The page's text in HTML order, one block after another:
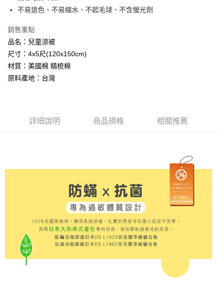
Google Pay
AFTEE先享後付
相關說明
AFTEE先享後付是「在收到商品之後才付款」的支付方式。 讓您購物簡單
便利好安心！
１．簡單：不需註冊會員、不需綁卡、不需儲值。
２．便利：只要手機號碼，簡訊認證，即可結帳。
１．於結帳方式選擇「AFTEE先享後付」後，將跳轉至「AFTEE先享後付」
結帳頁面，進行簡訊認證並確認金額後，即可完成結帳。
※ 請注意：結帳手續完成當下不需立刻繳費，但若您需要取消訂單，請聯絡
購買商品的店家。未經商家同意取消之訂單仍視為有效，需透過AFTEE先享
※ 交易是否成功請以「AFTEE先享後付 」之結帳頁面顯示為準，若有關於
是否繳費成功／繳費後需取消欲退款等相關疑問，請聯繫「AFTEE先享後付
https://netprotections.freshdesk.com/support/home
【注意事項】
１．透過由恩沛科技股份有限公司提供之「AFTEE先享後付」服務完成之交
易，需依本服務之必要範圍內提供個人資料，並將交易相關給付款項請求債
權轉讓予恩沛科技股份有限公司。
２．關於個人資料處理事宜，請瀏覽以下網址：
https://aftee.tw/terms/#terms3
３．未成年的使用者請事先徵得法定代理人或監護人之同意方可使用
ATM付款
運送方式
付款後全家取貨
每筆NT$60，滿NT$499(含以上)免運費
每筆NT$60，滿NT$499(含以上)免運費
每筆NT$100，滿NT$499(含以上)免運費
離島宅配
每筆NT$100，滿NT$499(含以上)免運費
不易退色、不易縮水、不起毛球、不含螢光劑
銷售重點
品名：兒童涼被
尺寸：4x5尺(120x150cm)
材質：美國棉 精梳棉
原料產地：台灣
詳細說明 商品規格 相關推薦